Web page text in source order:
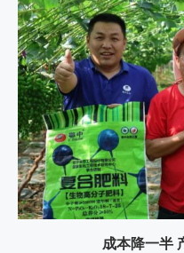
成本降一半